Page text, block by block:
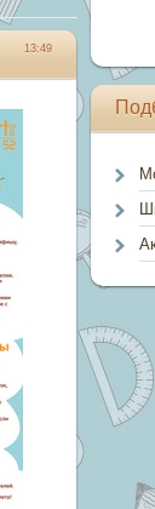
13:49